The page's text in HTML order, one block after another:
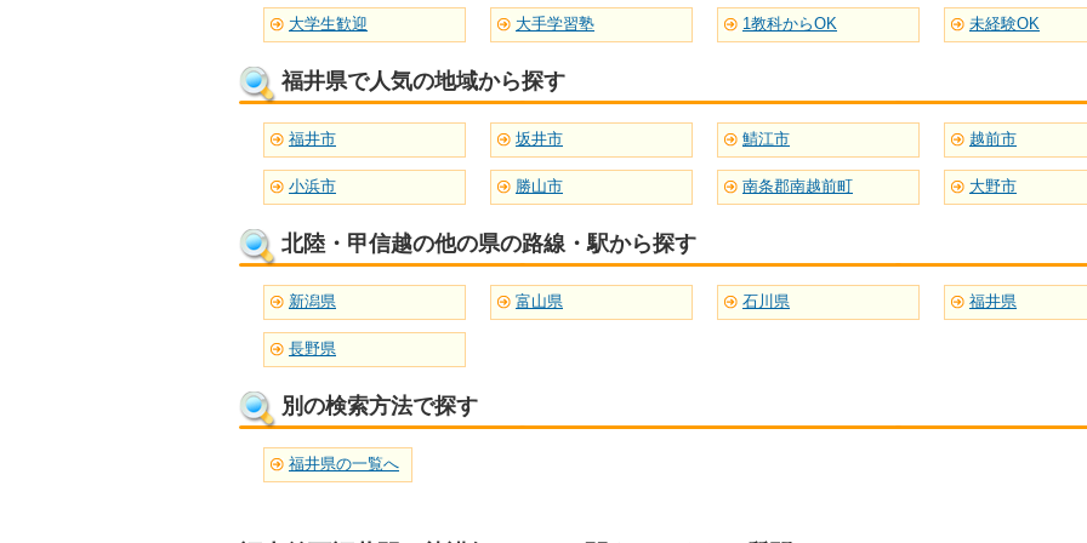
大学生歓迎 大手学習塾 1教科からOK 未経験OK
福井県で人気の地域から探す
福井市 坂井市 鯖江市 越前市
小浜市 勝山市 南条郡南越前町 大野市
北陸・甲信越の他の県の路線・駅から探す
新潟県 富山県 石川県 福井県
長野県
別の検索方法で探す
福井県の一覧へ